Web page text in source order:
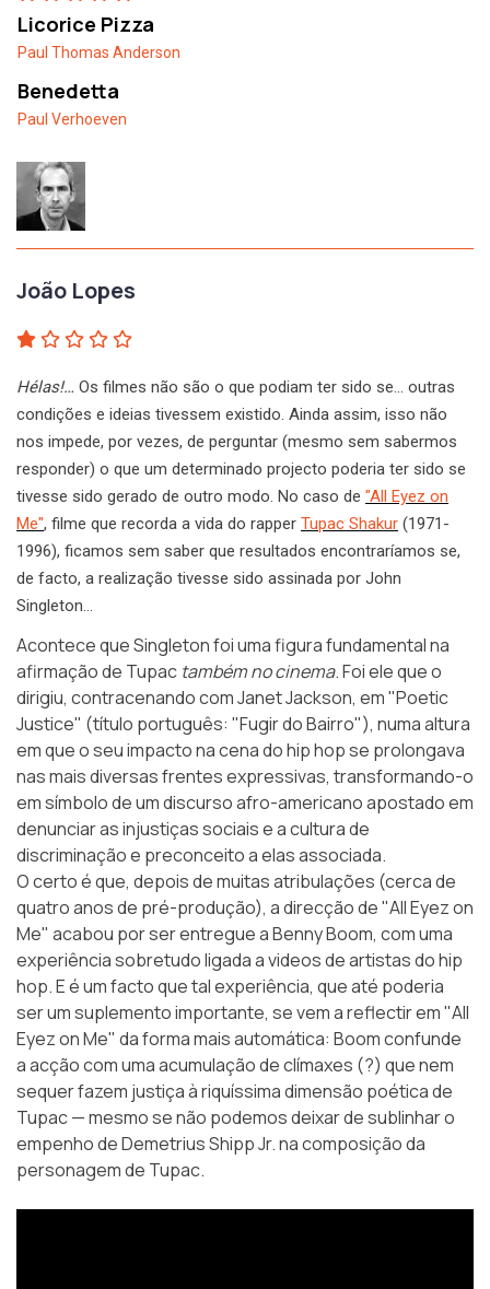
Licorice Pizza
Paul Thomas Anderson
Benedetta
Paul Verhoeven
João Lopes
Hélas!… Os filmes não são o que podiam ter sido se… outras
condições e ideias tivessem existido. Ainda assim, isso não
nos impede, por vezes, de perguntar (mesmo sem sabermos
responder) o que um determinado projecto poderia ter sido se
tivesse sido gerado de outro modo. No caso de "All Eyez on
Me", filme que recorda a vida do rapper Tupac Shakur (1971-
1996), ficamos sem saber que resultados encontraríamos se,
de facto, a realização tivesse sido assinada por John
Singleton…
Acontece que Singleton foi uma figura fundamental na
afirmação de Tupac também no cinema. Foi ele que o
dirigiu, contracenando com Janet Jackson, em"Poetic
Justice" (título português: "Fugir do Bairro"), numa altura
em que o seu impacto na cena do hip hop se prolongava
nas mais diversas frentes expressivas, transformando-o
em símbolo de um discurso afro-americano apostado em
denunciar as injustiças sociais e a cultura de
discriminação e preconceito a elas associada.
O certo é que, depois de muitas atribulações (cerca de
quatro anos de pré-produção), a direcção de "All Eyez on
Me" acabou por ser entregue a Benny Boom, com uma
experiência sobretudo ligada a videos de artistas do hip
hop. E é um facto que tal experiência, que até poderia
ser um suplemento importante, se vem a reflectir em "All
Eyez on Me" da forma mais automática: Boom confunde
a acção com uma acumulação de clímaxes (?) que nem
sequer fazem justiça à riquíssima dimensão poética de
Tupac — mesmo se não podemos deixar de sublinhar o
empenho de Demetrius Shipp Jr. na composição da
personagem de Tupac.